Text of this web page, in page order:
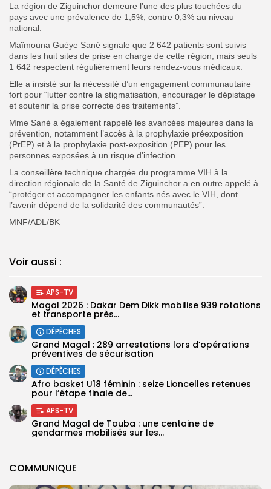
COMMUNIQUE
La région de Ziguinchor demeure l’une des plus touchées du
pays avec une prévalence de 1,5%, contre 0,3% au niveau
national.
Maïmouna Guèye Sané signale que 2 642 patients sont suivis
dans les huit sites de prise en charge de cette région, mais seuls
1 642 respectent régulièrement leurs rendez-vous médicaux.
Elle a insisté sur la nécessité d’un engagement communautaire
fort pour “lutter contre la stigmatisation, encourager le dépistage
et soutenir la prise correcte des traitements”.
Mme Sané a également rappelé les avancées majeures dans la
prévention, notamment l’accès à la prophylaxie préexposition
(PrEP) et à la prophylaxie post-exposition (PEP) pour les
personnes exposées à un risque d’infection.
La conseillère technique chargée du programme VIH à la
direction régionale de la Santé de Ziguinchor a en outre appelé à
“protéger et accompagner les enfants nés avec le VIH, dont
l’avenir dépend de la solidarité des communautés”.
MNF/ADL/BK
Voir aussi :
APS-TV
Magal 2026 : Dakar Dem Dikk mobilise 939 rotations
et transporte près...
DÉPÊCHES
Grand Magal : 289 arrestations lors d’opérations
préventives de sécurisation
DÉPÊCHES
‎Afro basket U18 féminin : seize Lioncelles retenues
pour l’étape finale de...
APS-TV
Grand Magal de Touba : une centaine de
gendarmes mobilisés sur les...